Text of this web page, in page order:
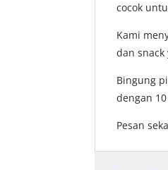
cocok
Kami
dan
Bingung
dengan
Pesan